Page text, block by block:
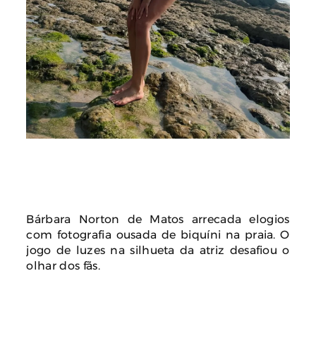
Bárbara Norton de Matos arrecada elogios
com fotografia ousada de biquíni na praia. O
jogo de luzes na silhueta da atriz desafiou o
olhar dos fãs.